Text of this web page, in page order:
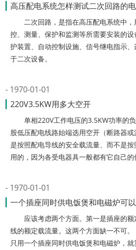
高压配电系统怎样测试二次回路的
二次回路，是指在高压配电系统中，
控、测量、保护和监测等所需要安装的
护装置、自动控制设施、信号继电指示
于二次设备。
1970-01-01
220V3.5KW用多大空开
单相220V工作电压的3.5KW功率的负
股低压配电线路始端选用空开（断路器或
是按照配电导线的安全载流量、而不是
用的，因为各受电器具一般都有它自己
1970-01-01
一个插座同时供电饭煲和电磁炉可
应该考虑两个方面。第一是插座的额
线的额定载流量。这两个方面缺一
只用一个插座同时供电饭煲和电磁炉，就